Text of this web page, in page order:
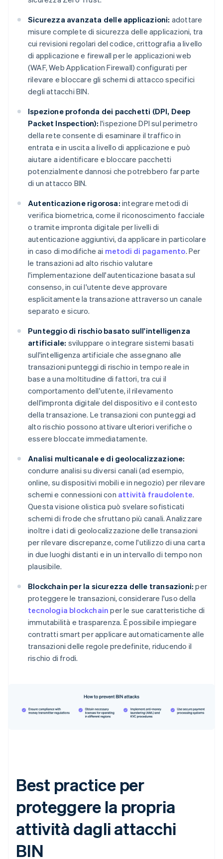
Sicurezza avanzata delle applicazioni: adottare
misure complete di sicurezza delle applicazioni, tra
cui revisioni regolari del codice, crittografia a livello
di applicazione e firewall per le applicazioni web
(WAF, Web Application Firewall) configurati per
rilevare e bloccare gli schemi di attacco specifici
degli attacchi BIN.
Ispezione profonda dei pacchetti (DPI, Deep
Packet Inspection): l'ispezione DPI sul perimetro
della rete consente di esaminare il traffico in
entrata e in uscita a livello di applicazione e può
aiutare a identificare e bloccare pacchetti
potenzialmente dannosi che potrebbero far parte
di un attacco BIN.
Autenticazione rigorosa: integrare metodi di
verifica biometrica, come il riconoscimento facciale
o tramite impronta digitale per livelli di
autenticazione aggiuntivi, da applicare in particolare
in caso di modifiche ai metodi di pagamento. Per
le transazioni ad alto rischio valutare
l'implementazione dell'autenticazione basata sul
consenso, in cui l'utente deve approvare
esplicitamente la transazione attraverso un canale
separato e sicuro.
Punteggio di rischio basato sull'intelligenza
artificiale: sviluppare o integrare sistemi basati
sull'intelligenza artificiale che assegnano alle
transazioni punteggi di rischio in tempo reale in
base a una moltitudine di fattori, tra cui il
comportamento dell'utente, il rilevamento
dell'impronta digitale del dispositivo e il contesto
della transazione. Le transazioni con punteggi ad
alto rischio possono attivare ulteriori verifiche o
essere bloccate immediatamente.
Analisi multicanale e di geolocalizzazione:
condurre analisi su diversi canali (ad esempio,
online, su dispositivi mobili e in negozio) per rilevare
schemi e connessioni con attività fraudolente.
Questa visione olistica può svelare sofisticati
schemi di frode che sfruttano più canali. Analizzare
inoltre i dati di geolocalizzazione delle transazioni
per rilevare discrepanze, come l'utilizzo di una carta
in due luoghi distanti e in un intervallo di tempo non
plausibile.
Blockchain per la sicurezza delle transazioni: per
proteggere le transazioni, considerare l'uso della
tecnologia blockchain per le sue caratteristiche di
immutabilità e trasparenza. È possibile impiegare
contratti smart per applicare automaticamente alle
transazioni delle regole predefinite, riducendo il
rischio di frodi.
Best practice per
proteggere la propria
attività dagli attacchi
BIN